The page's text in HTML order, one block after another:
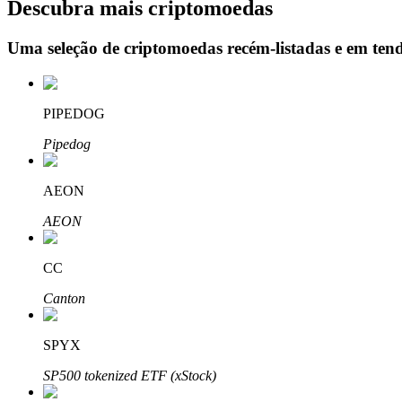
Bloqueios de BTR
Investimentos exclusivos para titulares de BTR
Empréstimos
Serviço de empréstimo apoiado por criptografia
Descubra mais criptomoedas
Uma seleção de criptomoedas recém-listadas e em
PIPEDOG
Pipedog
AEON
AEON
CC
Canton
SPYX
SP500 tokenized ETF (xStock)